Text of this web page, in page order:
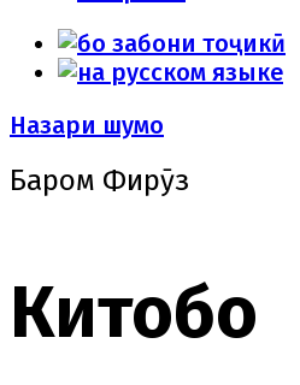
Назари шумо
Баҳром Фирӯз
Китобҳо